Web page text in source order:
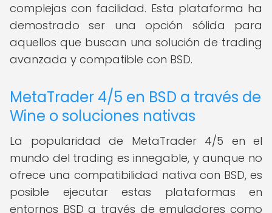
complejas con facilidad. Esta plataforma ha
demostrado ser una opción sólida para
aquellos que buscan una solución de trading
avanzada y compatible con BSD.
MetaTrader 4/5 en BSD a través de
Wine o soluciones nativas
La popularidad de MetaTrader 4/5 en el
mundo del trading es innegable, y aunque no
ofrece una compatibilidad nativa con BSD, es
posible ejecutar estas plataformas en
entornos BSD a través de emuladores como